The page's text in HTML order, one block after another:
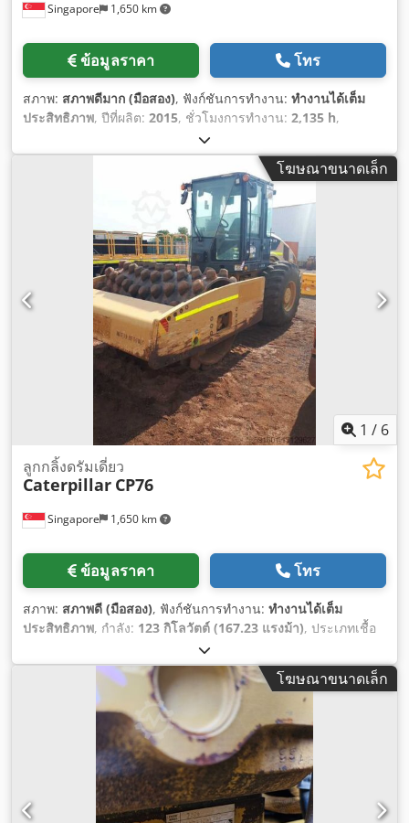
Singapore 1,650 km
ข้อมูลราคา โทร
สภาพ: สภาพดีมาก (มือสอง), ฟังก์ชันการทำงาน: ทำงานได้เต็ม
ประสิทธิภาพ, ปีที่ผลิต: 2015, ชั่วโมงการทำงาน: 2,135 h,
หมายเลขเครื่องจักร/ยานพาหนะ:CAT0308EPMY201796
โฆษณาขนาดเล็ก
1 / 6
Singapore 1,650 km
ลูกกลิ้งดรัมเดี่ยว
Caterpillar CP76
ข้อมูลราคา โทร
สภาพ: สภาพดี (มือสอง), ฟังก์ชันการทำงาน: ทำงานได้เต็ม
ประสิทธิภาพ, กำลัง: 123 กิโลวัตต์ (167.23 แรงม้า), ประเภทเชื้อ
, น้ำหนักรวม:
เครื่องจักร/ยานพาหนะ:JCP00107, อุปกรณ์:ห้องโดยสาร,
โฆษณาขนาดเล็ก